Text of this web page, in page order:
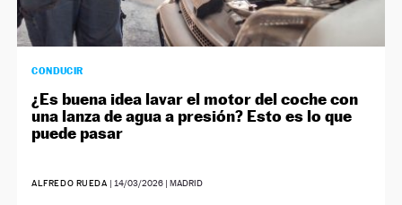
CONDUCIR
¿Es buena idea lavar el motor del coche con
una lanza de agua a presión? Esto es lo que
puede pasar
ALFREDO RUEDA | 14/03/2026| MADRID